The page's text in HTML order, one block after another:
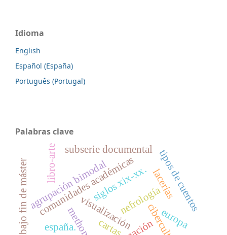
Idioma
English
Español (España)
Português (Portugal)
Palabras clave
visualización
comunidades académicasnefrología
agrupación bimodal lacerías
tipos de cuentos
cartas
españa.
siglos xix-xx.
europa
libro-arte subserie documental
trabajo fin de máster